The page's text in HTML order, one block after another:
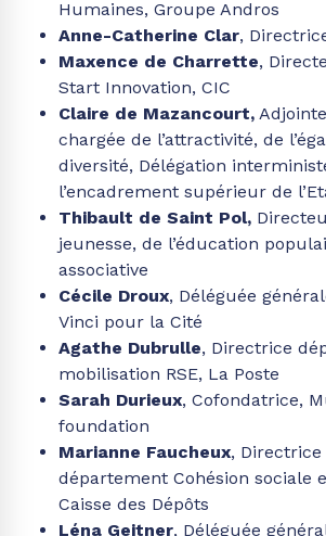
Anne-Catherine Clar ,
Maxence de Charrette
,
Start Innovation, CIC
Claire de Mazancourt,
chargée de l’attractivité, de
diversité, Délégation
l’encadrement supérieur de
Thibault de Saint Pol,
jeunesse, de l’éducation
associative
Cécile Droux , Déléguée
Vinci pour la Cité
Agathe Dubrulle
, Directrice
mobilisation RSE, La Poste
Sarah Durieux , Cofondatrice,
foundation
Marianne Faucheux ,
département Cohésion sociale
Caisse des Dépôts
Léna Geitner , Déléguée